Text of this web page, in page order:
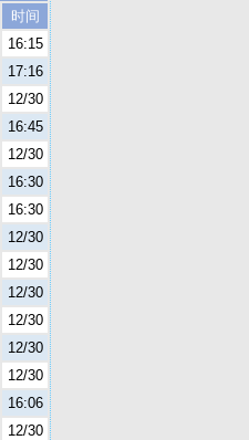
时间
16:15
17:16
12/30
16:45
12/30
16:30
16:30
12/30
12/30
12/30
12/30
12/30
12/30
16:06
12/30